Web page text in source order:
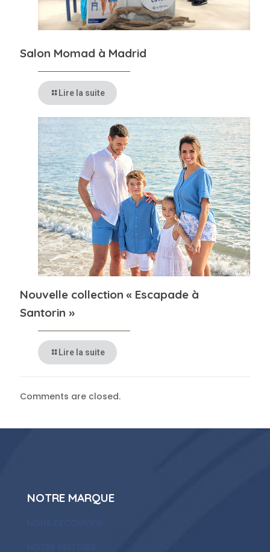
Salon Momad à Madrid
Lire la suite
Nouvelle collection « Escapade à
Santorin »
Lire la suite
Comments are closed.
NOTRE MARQUE